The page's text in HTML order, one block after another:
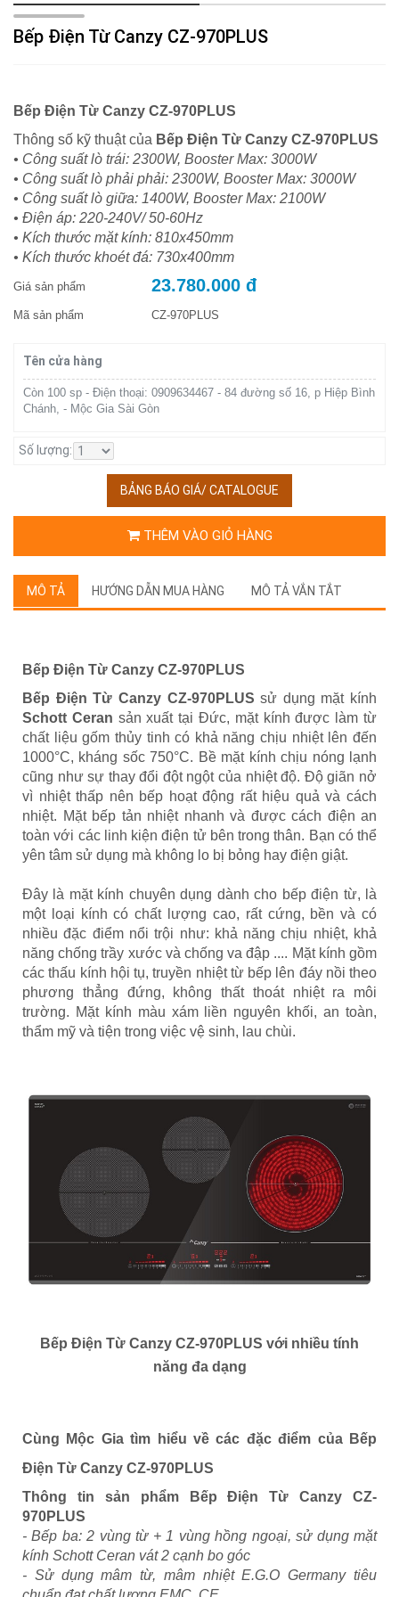
Bếp Điện Từ Canzy CZ-970PLUS
Bếp Điện Từ Canzy CZ-970PLUS
Thông số kỹ thuật của Bếp Điện Từ Canzy CZ-970PLUS
• Công suất lò trái: 2300W, Booster Max: 3000W
• Công suất lò phải phải: 2300W, Booster Max: 3000W
• Công suất lò giữa: 1400W, Booster Max: 2100W
• Điện áp: 220-240V/ 50-60Hz
• Kích thước mặt kính: 810x450mm
• Kích thước khoét đá: 730x400mm
Giá sản phẩm 23.780.000 đ
Mã sản phẩm CZ-970PLUS
Tên cửa hàng
Còn 100 sp - Điện thoại: 0909634467 - 84 đường số 16, p Hiệp Bình
Chánh, - Mộc Gia Sài Gòn
Số lượng:
BẢNG BÁO GIÁ/ CATALOGUE
THÊM VÀO GIỎ HÀNG
MÔ TẢ HƯỚNG DẪN MUA HÀNG MÔ TẢ VẮN TẮT
Bếp Điện Từ Canzy CZ-970PLUS
Bếp Điện Từ Canzy CZ-970PLUSsử dụng mặt kính
Schott Ceran sản xuất tại Đức, mặt kính được làm từ
chất liệu gốm thủy tinh có khả năng chịu nhiệt lên đến
1000°C, kháng sốc 750°C. Bề mặt kính chịu nóng lạnh
cũng như sự thay đổi đột ngột của nhiệt độ. Độ giãn nở
vì nhiệt thấp nên bếp hoạt động rất hiệu quả và cách
nhiệt. Mặt bếp tản nhiệt nhanh và được cách điện an
toàn với các linh kiện điện tử bên trong thân. Bạn có thể
yên tâm sử dụng mà không lo bị bỏng hay điện giật.
Đây là mặt kính chuyên dụng dành cho bếp điện từ, là
một loại kính có chất lượng cao, rất cứng, bền và có
nhiều đặc điểm nổi trội như: khả năng chịu nhiệt, khả
năng chống trầy xước và chống va đập .... Mặt kính gồm
các thấu kính hội tụ, truyền nhiệt từ bếp lên đáy nồi theo
phương thẳng đứng, không thất thoát nhiệt ra môi
trường. Mặt kính màu xám liền nguyên khối, an toàn,
thẩm mỹ và tiện trong việc vệ sinh, lau chùi.
Bếp Điện Từ Canzy CZ-970PLUS với nhiều tính
năng đa dạng
Cùng Mộc Gia tìm hiểu về các đặc điểm của Bếp
Điện Từ Canzy CZ-970PLUS
Thông tin sản phẩm
Bếp Điện Từ Canzy CZ-
970PLUS
- Bếp ba: 2 vùng từ + 1 vùng hồng ngoại, sử dụng mặt
kính Schott Ceran vát 2 cạnh bo góc
- Sử dụng mâm từ, mâm nhiệt E.G.O Germany tiêu